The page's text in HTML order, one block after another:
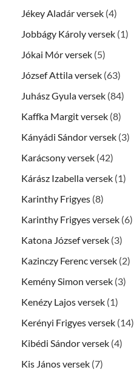
Jékey Aladár versek (4)
Jobbágy Károly versek (1)
Jókai Mór versek (5)
József Attila versek (63)
Juhász Gyula versek (84)
Kaffka Margit versek (8)
Kányádi Sándor versek (3)
Karácsony versek (42)
Kárász Izabella versek (1)
Karinthy Frigyes (8)
Karinthy Frigyes versek (6)
Katona József versek (3)
Kazinczy Ferenc versek (2)
Kemény Simon versek (3)
Kenézy Lajos versek (1)
Kerényi Frigyes versek (14)
Kibédi Sándor versek (4)
Kis János versek (7)